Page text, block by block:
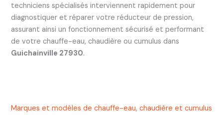
techniciens spécialisés interviennent rapidement pour
diagnostiquer et réparer votre réducteur de pression,
assurant ainsi un fonctionnement sécurisé et performant
de votre chauffe-eau, chaudière ou cumulus dans
Guichainville 27930.
Marques et modèles de chauffe-eau, chaudière et cumulus